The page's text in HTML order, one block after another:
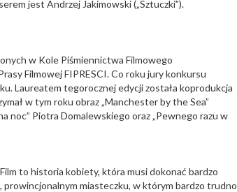
jest Andrzej Jakimowski („Sztuczki”).
w Kole Piśmiennictwa Filmowego
Filmowej FIPRESCI. Co roku jury konkursu
Laureatem tegorocznej edycji została koprodukcja
w tym roku obraz „Manchester by the Sea”
noc” Piotra Domalewskiego oraz „Pewnego razu w
to historia kobiety, która musi dokonać bardzo
miasteczku, w którym bardzo trudno